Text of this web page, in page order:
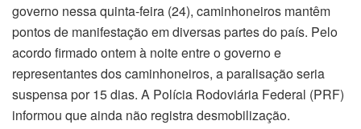
governo nessa quinta-feira (24), caminhoneiros mantêm
pontos de manifestação em diversas partes do país. Pelo
acordo firmado ontem à noite entre o governo e
representantes dos caminhoneiros, a paralisação seria
suspensa por 15 dias. A Polícia Rodoviária Federal (PRF)
informou que ainda não registra desmobilização.